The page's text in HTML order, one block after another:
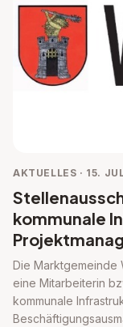
AKTUELLES · 15.
kommunale
Die Marktgemeinde
eine Mitarbeiterin
kommunale